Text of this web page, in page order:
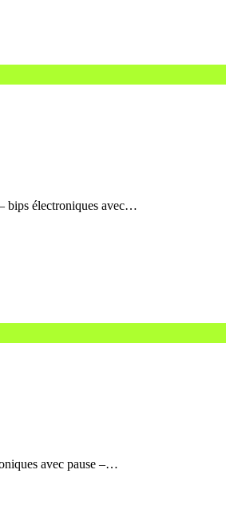
bips électroniques avec…
avec pause –…